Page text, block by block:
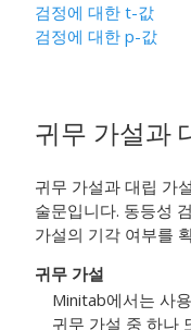
검정에 대한 t-값
검정에 대한 p-값
귀무 가설과
귀무 가설과 대립 가
술문입니다. 동등성
가설의 기각 여부를
귀무 가설
Minitab에서는 사
귀무 가설 중 하나